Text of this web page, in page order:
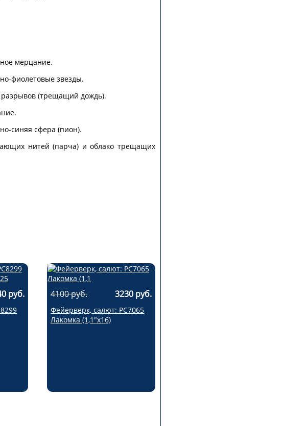
мерцание.
фиолетовые звезды.
(трещащий дождь).
синяя сфера (пион).
нитей (парча) и облако трещащих
руб. 4100 руб. 3230 руб.
Фейерверк, салют: РС7065
Лакомка (1,1"х16)